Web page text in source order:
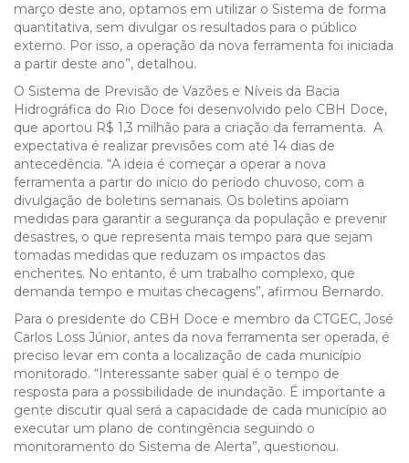
março deste ano, optamos em utilizar o Sistema de forma
quantitativa, sem divulgar os resultados para o público
externo. Por isso, a operação da nova ferramenta foi iniciada
a partir deste ano”, detalhou.
O Sistema de Previsão de Vazões e Níveis da Bacia
Hidrográfica do Rio Doce foi desenvolvido pelo CBH Doce,
que aportou R$ 1,3 milhão para a criação da ferramenta. A
expectativa é realizar previsões com até 14 dias de
antecedência. “A ideia é começar a operar a nova
ferramenta a partir do início do período chuvoso, com a
divulgação de boletins semanais. Os boletins apoiam
medidas para garantir a segurança da população e prevenir
desastres, o que representa mais tempo para que sejam
tomadas medidas que reduzam os impactos das
enchentes. No entanto, é um trabalho complexo, que
demanda tempo e muitas checagens”, afirmou Bernardo.
Para o presidente do CBH Doce e membro da CTGEC, José
Carlos Loss Júnior, antes da nova ferramenta ser operada, é
preciso levar em conta a localização de cada município
monitorado. “Interessante saber qual é o tempo de
resposta para a possibilidade de inundação. É importante a
gente discutir qual será a capacidade de cada município ao
executar um plano de contingência seguindo o
monitoramento do Sistema de Alerta”, questionou.